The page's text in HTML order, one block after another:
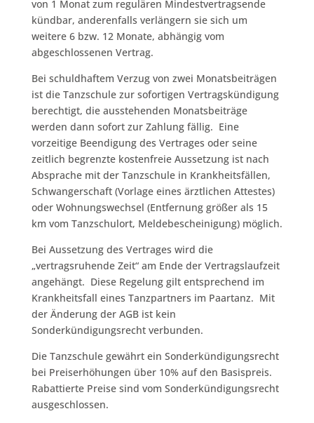
von 1 Monat zum regulären Mindestvertragsende
kündbar, anderenfalls verlängern sie sich um
weitere 6 bzw. 12 Monate, abhängig vom
abgeschlossenen Vertrag.
Bei schuldhaftem Verzug von zwei Monatsbeiträgen
ist die Tanzschule zur sofortigen Vertragskündigung
berechtigt, die ausstehenden Monatsbeiträge
werden dann sofort zur Zahlung fällig. Eine
vorzeitige Beendigung des Vertrages oder seine
zeitlich begrenzte kostenfreie Aussetzung ist nach
Absprache mit der Tanzschule in Krankheitsfällen,
Schwangerschaft (Vorlage eines ärztlichen Attestes)
oder Wohnungswechsel (Entfernung größer als 15
km vom Tanzschulort, Meldebescheinigung) möglich.
Bei Aussetzung des Vertrages wird die
„vertragsruhende Zeit“ am Ende der Vertragslaufzeit
angehängt. Diese Regelung gilt entsprechend im
Krankheitsfall eines Tanzpartners im Paartanz. Mit
der Änderung der AGB ist kein
Sonderkündigungsrecht verbunden.
Die Tanzschule gewährt ein Sonderkündigungsrecht
bei Preiserhöhungen über 10% auf den Basispreis.
Rabattierte Preise sind vom Sonderkündigungsrecht
ausgeschlossen.